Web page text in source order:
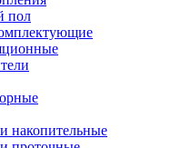
пол
накопительные